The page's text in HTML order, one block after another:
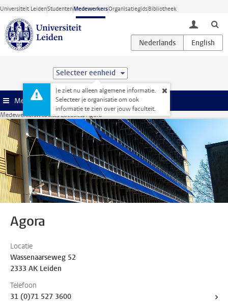
Ga direct naar de inhoud
Universiteit LeidenStudentenMedewerkersOrganisatiegidsBibliotheek
toggle
Selecteer eenheid
Je ziet nu alleen algemene informatie.
Selecteer je organisatie om ook
informatie te zien over jouw faculteit.
Menu
Medewerkerswebsite Locaties Agora
Agora
Locatie
Wassenaarseweg 52
2333 AK Leiden
Telefoon
31 (0)71 527 3600